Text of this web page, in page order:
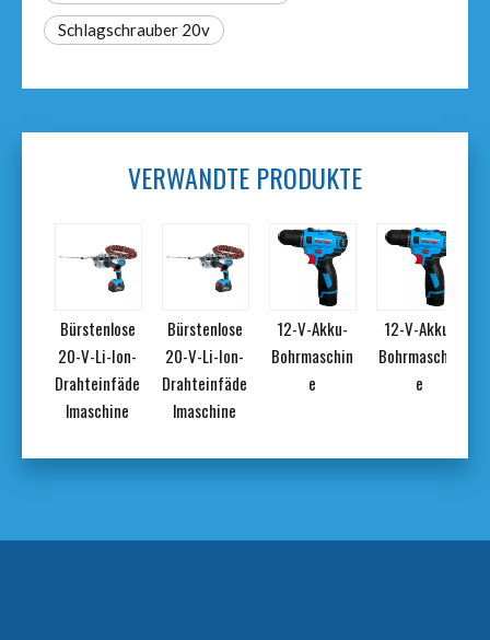
Schlagschrauber 20v
VERWANDTE PRODUKTE
Bürstenlose
20-V-Li-Ion-
Drahteinfäde
lmaschine
Bürstenlose
20-V-Li-Ion-
Drahteinfäde
lmaschine
12-V-Akku-
Bohrmaschin
e
12-V-Akku-
Bohrmaschin
e